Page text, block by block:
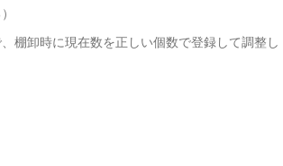
棚卸時に現在数を正しい個数で登録して調整し